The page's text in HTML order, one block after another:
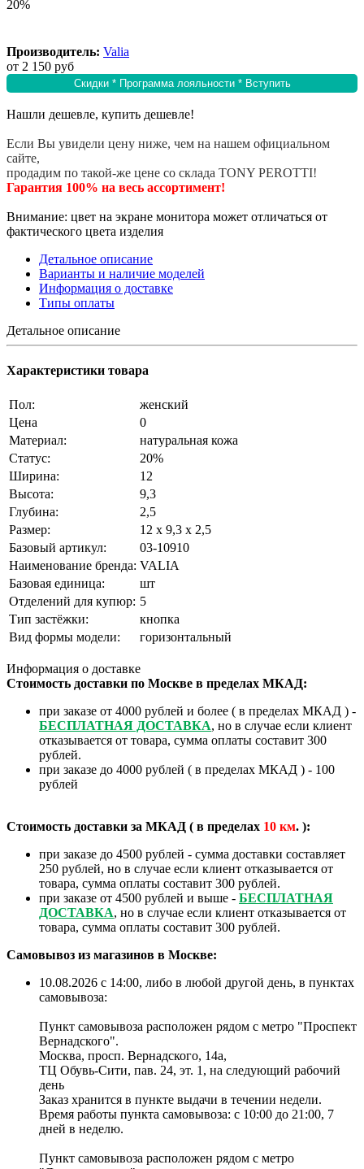
20%
Производитель: Valia
от 2 150 руб
Скидки * Программа лояльности * Вступить
Нашли дешевле, купить дешевле!
Если Вы увидели цену ниже, чем на нашем официальном
сайте,
продадим по такой-же цене со склада TONY PEROTTI!
Гарантия 100% на весь ассортимент!
Внимание: цвет на экране монитора может отличаться от
фактического цвета изделия
Детальное описание
Варианты и наличие моделей
Информация о доставке
Типы оплаты
Детальное описание
Характеристики товара
Пол:
женский
Цена
0
Материал:
натуральная кожа
Статус:
20%
Ширина:
12
Высота:
9,3
Глубина:
2,5
Размер:
12 х 9,3 х 2,5
Базовый артикул:
03-10910
Наименование бренда: VALIA
Базовая единица:
шт
Отделений для купюр: 5
Тип застёжки:
кнопка
Вид формы модели:
горизонтальный
Информация о доставке
Стоимость доставки по Москве в пределах МКАД:
при заказе от 4000 рублей и более ( в пределах МКАД ) -
БЕСПЛАТНАЯ ДОСТАВКА, но в случае если клиент
отказывается от товара, сумма оплаты составит 300
рублей.
при заказе до 4000 рублей ( в пределах МКАД ) - 100
рублей
Стоимость доставки за МКАД ( в пределах 10 км. ):
при заказе до 4500 рублей - сумма доставки составляет
250 рублей, но в случае если клиент отказывается от
товара, сумма оплаты составит 300 рублей.
при заказе от 4500 рублей и выше - БЕСПЛАТНАЯ
ДОСТАВКА, но в случае если клиент отказывается от
товара, сумма оплаты составит 300 рублей.
Самовывоз из магазинов в Москве:
10.08.2026 с 14:00, либо в любой другой день, в пунктах
самовывоза:
Пункт самовывоза расположен рядом с метро "Проспект
Вернадского".
Москва, просп. Вернадского, 14а,
ТЦ Обувь-Сити, пав. 24, эт. 1, на следующий рабочий
день
Заказ хранится в пункте выдачи в течении недели.
Время работы пункта самовывоза: с 10:00 до 21:00, 7
дней в неделю.
Пункт самовывоза расположен рядом с метро